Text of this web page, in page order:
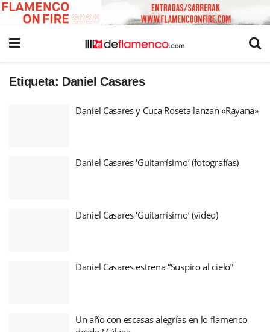
Etiqueta: Daniel Casares
Daniel Casares y Cuca Roseta lanzan «Rayana»
Daniel Casares ‘Guitarrísimo’ (fotografías)
Daniel Casares ‘Guitarrísimo’ (video)
Daniel Casares estrena “Suspiro al cielo”
Un año con escasas alegrías en lo flamenco